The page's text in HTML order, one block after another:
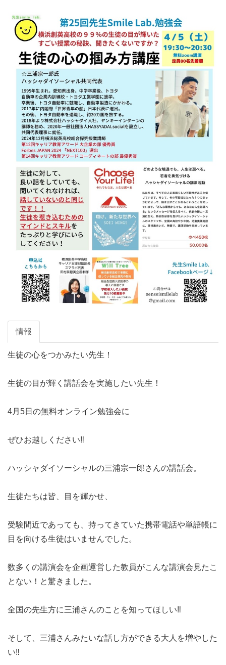
情報
生徒の心をつかみたい先生！
生徒の目が輝く講話会を実施したい先生！
4月5日の無料オンライン勉強会に
ぜひお越しください‼️
ハッシャダイソーシャルの三浦宗一郎さんの講話会。
生徒たちは皆、目を輝かせ、
受験間近であっても、持ってきていた携帯電話や単語帳に
目を向ける生徒はいませんでした。
数多くの講演会を企画運営した教員がこんな講演会見たこ
とない！と驚きました。
全国の先生方に三浦さんのことを知ってほしい‼️
そして、三浦さんみたいな話し方ができる大人を増やした
い‼️